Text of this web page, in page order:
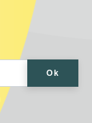
Ok